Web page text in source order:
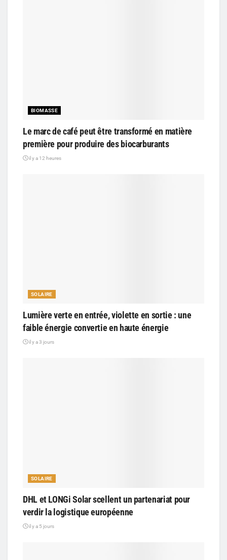
BIOMASSE
Le marc de café peut être transformé en matière
première pour produire des biocarburants
il y a 12 heures
SOLAIRE
Lumière verte en entrée, violette en sortie : une
faible énergie convertie en haute énergie
il y a 3 jours
SOLAIRE
DHL et LONGi Solar scellent un partenariat pour
verdir la logistique européenne
il y a 5 jours